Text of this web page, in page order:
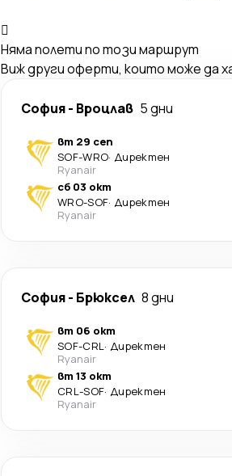
Няма полети по този маршрут
Виж други оферти, които може да
София- Вроцлав 5 дни
вт 29 сеп
SOF-WRO· Директен
Ryanair
сб 03 окт
WRO-SOF· Директен
Ryanair
София- Брюксел 8 дни
вт 06 окт
SOF-CRL· Директен
Ryanair
вт 13 окт
CRL-SOF· Директен
Ryanair